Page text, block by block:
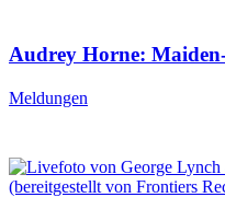
Audrey Horne:
Meldungen